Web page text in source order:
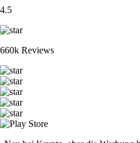
4.5
660k Reviews